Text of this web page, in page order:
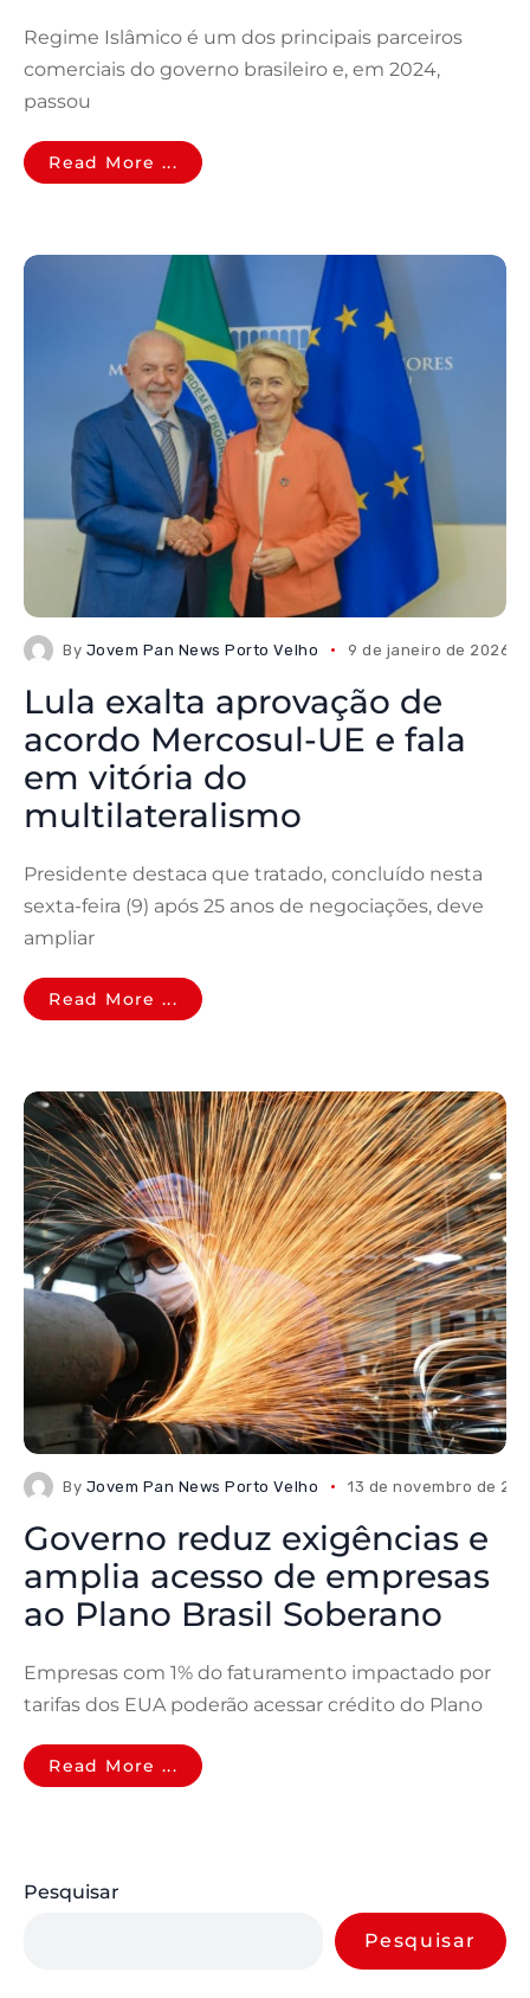
Regime Islâmico é um dos principais parceiros
comerciais do governo brasileiro e, em 2024,
passou
Read More ...
By Jovem Pan News Porto Velho 9 de janeiro de 2026
Lula exalta aprovação de
acordo Mercosul-UE e fala
em vitória do
multilateralismo
Presidente destaca que tratado, concluído nesta
sexta-feira (9) após 25 anos de negociações, deve
ampliar
Read More ...
By Jovem Pan News Porto Velho 13 de novembro de
Governo reduz exigências e
amplia acesso de empresas
ao Plano Brasil Soberano
Empresas com 1% do faturamento impactado por
tarifas dos EUA poderão acessar crédito do Plano
Read More ...
Pesquisar
Pesquisar